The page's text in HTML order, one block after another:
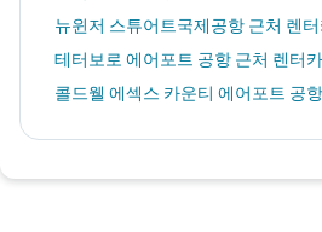
뉴윈저 스튜어트국제공항 근처 렌
테터보로 에어포트 공항 근처 렌터카
콜드웰 에섹스 카운티 에어포트 공